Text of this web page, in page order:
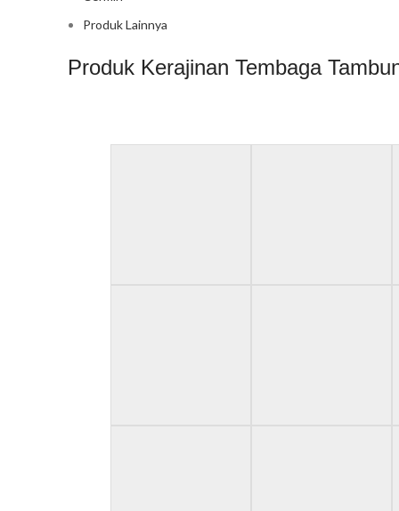
Produk Lainnya
Produk Kerajinan Tembaga